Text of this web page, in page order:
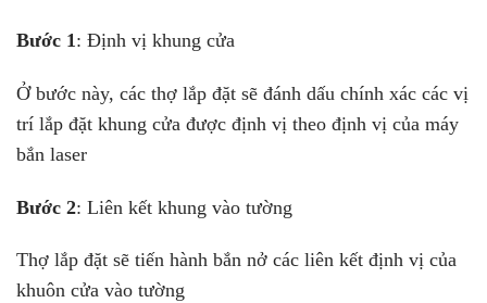
Bước 1 : Định vị khung cửa
Ở bước này, các thợ lắp đặt sẽ đánh dấu chính xác các vị
trí lắp đặt khung cửa được định vị theo định vị của máy
bắn laser
Bước 2: Liên kết khung vào tường
Thợ lắp đặt sẽ tiến hành bắn nở các liên kết định vị của
khuôn cửa vào tường